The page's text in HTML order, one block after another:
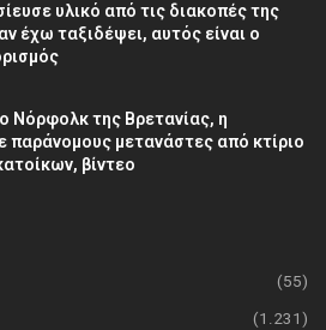
υλικό από τις διακοπές της
έχω ταξιδέψει, αυτός είναι ο
Νόρφολκ της Βρετανίας, η
παράνομους μετανάστες από κτίριο
βίντεο
(55)
(1.231)